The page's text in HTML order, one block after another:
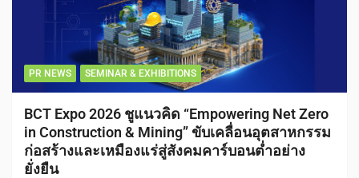
PR NEWS SEMINAR & EXHIBITIONS
BCT Expo 2026 ชูแนวคิด “Empowering Net Zero
in Construction & Mining” ขับเคลื่อนอุตสาหกรรม
ก่อสร้างและเหมืองแร่สู่สังคมคาร์บอนต่ำอย่าง
ยั่งยืน